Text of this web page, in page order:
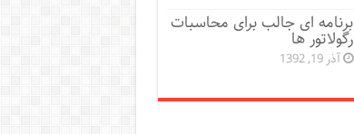
برنامه ای جالب برای محاسبات
رگولاتور ها
آذر 19, 1392